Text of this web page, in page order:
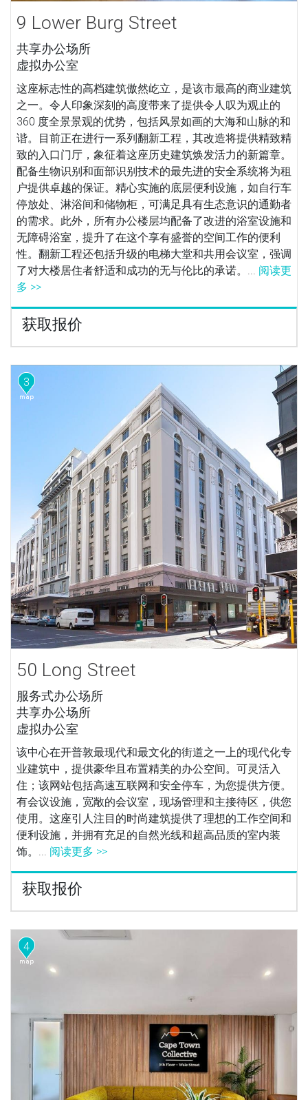
9 Lower Burg Street
共享办公场所
虚拟办公室
这座标志性的高档建筑傲然屹立，是该市最高的商业建筑
之一。令人印象深刻的高度带来了提供令人叹为观止的
360 度全景景观的优势，包括风景如画的大海和山脉的和
谐。目前正在进行一系列翻新工程，其改造将提供精致精
致的入口门厅，象征着这座历史建筑焕发活力的新篇章。
配备生物识别和面部识别技术的最先进的安全系统将为租
户提供卓越的保证。精心实施的底层便利设施，如自行车
停放处、淋浴间和储物柜，可满足具有生态意识的通勤者
的需求。此外，所有办公楼层均配备了改进的浴室设施和
无障碍浴室，提升了在这个享有盛誉的空间工作的便利
性。翻新工程还包括升级的电梯大堂和共用会议室，强调
了对大楼居住者舒适和成功的无与伦比的承诺。... 阅读更
多 >>
获取报价
3
50 Long Street
服务式办公场所
共享办公场所
虚拟办公室
该中心在开普敦最现代和最文化的街道之一上的现代化专
业建筑中，提供豪华且布置精美的办公空间。可灵活入
住；该网站包括高速互联网和安全停车，为您提供方便。
有会议设施，宽敞的会议室，现场管理和主接待区，供您
使用。这座引人注目的时尚建筑提供了理想的工作空间和
便利设施，并拥有充足的自然光线和超高品质的室内装
饰。... 阅读更多 >>
获取报价
4